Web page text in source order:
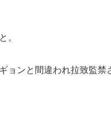
。
ョンと間違われ拉致監禁